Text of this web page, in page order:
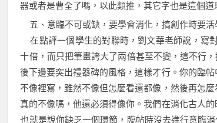
器或者是曹全了嗎，以此類推，其它字也是這個
五、意臨不可或缺，要學會消化，搞創作時要活
在點評一個學生的對聯時，劉文華老師說，寫
十倍，而只把筆畫誇大了兩倍甚至不變，這不行
後下邊要突出禮器碑的風格，這樣才行。你的臨
不像裡寫，雖然不像但怎麼看還都像，然後再怎
真的不像嗎，他還必須得像你。我們在消化古人
也就是說你缺乏一個環節，臨帖時沒去進行意臨